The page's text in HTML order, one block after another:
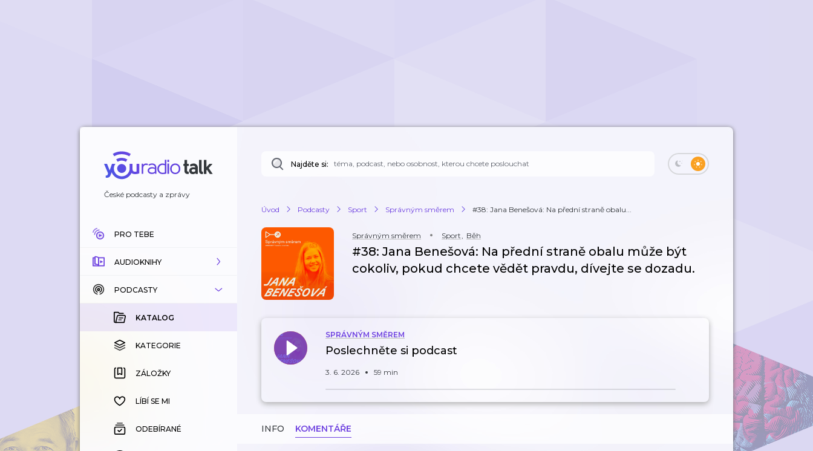
České podcasty a zprávy
PRO TEBE
AUDIOKNIHY
KATALOG
KOUPENÉ
KATEGORIE
ZÁLOŽKY
HISTORIE
PODCASTY
KATALOG
KATEGORIE
ZÁLOŽKY
LÍBÍ SE MI
ODEBÍRANÉ
Najděte si:
Úvod Podcasty Sport Správným směrem #38: Jana Benešová: Na přední straně obalu...
Správným směrem Sport, Běh
#38: Jana Benešová: Na přední straně obalu může být
cokoliv, pokud chcete vědět pravdu, dívejte se dozadu.
SPRÁVNÝM SMĚREM
Poslechněte si podcast
3. 6. 2026 59 min
INFO KOMENTÁŘE